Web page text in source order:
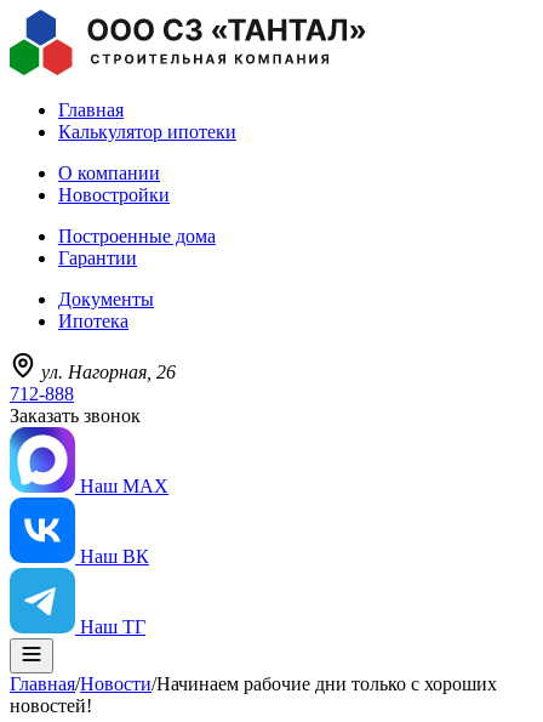
Главная
Калькулятор ипотеки
О компании
Новостройки
Построенные дома
Гарантии
Документы
Ипотека
ул. Нагорная, 26
712-888
Заказать звонок
Наш MAX
Наш ВК
Наш ТГ
Главная/Новости/Начинаем рабочие дни только с хороших
новостей!